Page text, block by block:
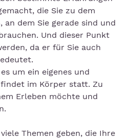
die Sie zu dem
an dem Sie gerade sind und
Und dieser Punkt
da er für Sie auch
um ein eigenes und
im Körper statt. Zu
Erleben möchte und
Themen geben, die Ihre